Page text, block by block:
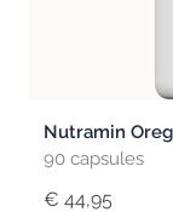
Nutramin
90 capsules
€ 44,95